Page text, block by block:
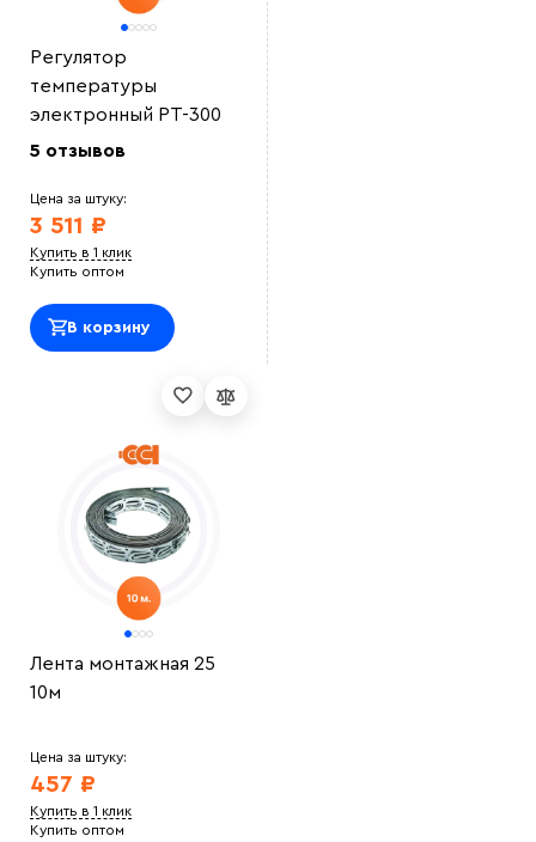
Регулятор
температуры
электронный РТ-300
5 отзывов
Цена за штуку:
3 511 ₽
Купить в 1 клик
Купить оптом
В корзину
Лента монтажная 25
10м
Цена за штуку:
457 ₽
Купить в 1 клик
Купить оптом